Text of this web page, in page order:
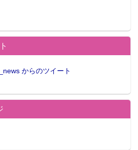
が発生します。
秋葉原店C サービスカウンター
からのツイート